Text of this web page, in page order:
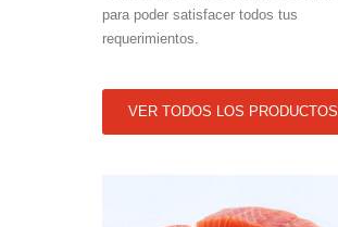
para poder satisfacer todos tus
requerimientos.
VER TODOS LOS PRODUCTOS